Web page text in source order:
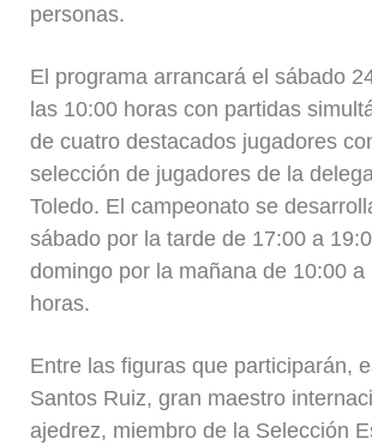
personas.
El programa arrancará el sábado
las 10:00 horas con partidas
de cuatro destacados jugadores
selección de jugadores de la
Toledo. El campeonato se
sábado por la tarde de 17:00 a
domingo por la mañana de 10:00 a
horas.
Entre las figuras que participarán,
Santos Ruiz, gran maestro
ajedrez, miembro de la Selección